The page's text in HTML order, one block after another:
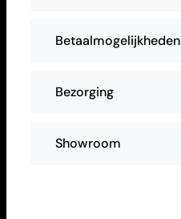
Betaalmogelijkheden
Bezorging
Showroom